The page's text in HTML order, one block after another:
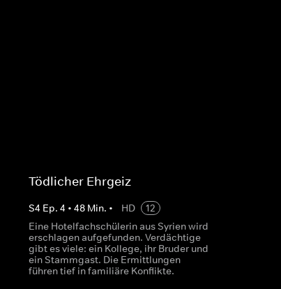
Tödlicher Ehrgeiz
S4 Ep. 4 • 48Min. • HD
12
Eine Hotelfachschülerin aus Syrien wird
erschlagen aufgefunden. Verdächtige
gibt es viele: ein Kollege, ihr Bruder und
ein Stammgast. Die Ermittlungen
führen tief in familiäre Konflikte.